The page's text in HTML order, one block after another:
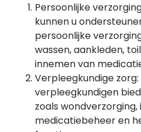
Persoonlijke
kunnen u
persoonlijke
wassen, aankleden,
innemen van
Verpleegkundige
verpleegkundigen
zoals
medicatiebeheer en